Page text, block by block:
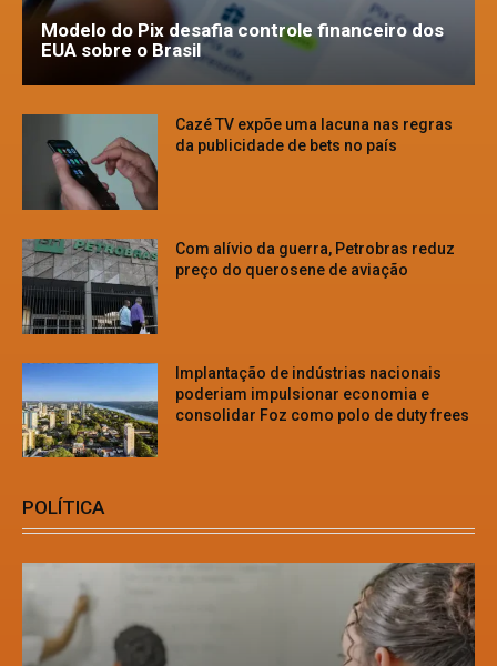
Modelo do Pix desafia controle financeiro dos
EUA sobre o Brasil
Cazé TV expõe uma lacuna nas regras
da publicidade de bets no país
Com alívio da guerra, Petrobras reduz
preço do querosene de aviação
Implantação de indústrias nacionais
poderiam impulsionar economia e
consolidar Foz como polo de duty frees
POLÍTICA